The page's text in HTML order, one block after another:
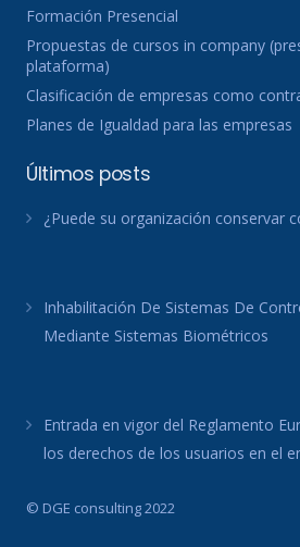
Formación Presencial
Propuestas de cursos in company
plataforma)
Clasificación de empresas como
Planes de Igualdad para las empresas
Últimos posts
¿Puede su organización conservar
Inhabilitación De Sistemas De
Mediante Sistemas Biométricos
Entrada en vigor del Reglamento
los derechos de los usuarios en el
© DGE consulting 2022